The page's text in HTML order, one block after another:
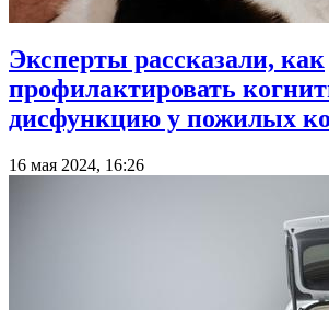
Эксперты рассказали, как
профилактировать
дисфункцию у пожилых
16 мая 2024, 16:26